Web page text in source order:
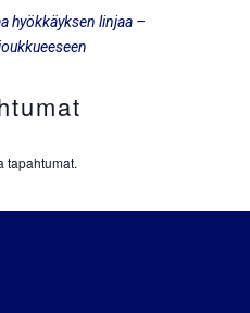
hyökkäyksen linjaa –
tapahtumat.